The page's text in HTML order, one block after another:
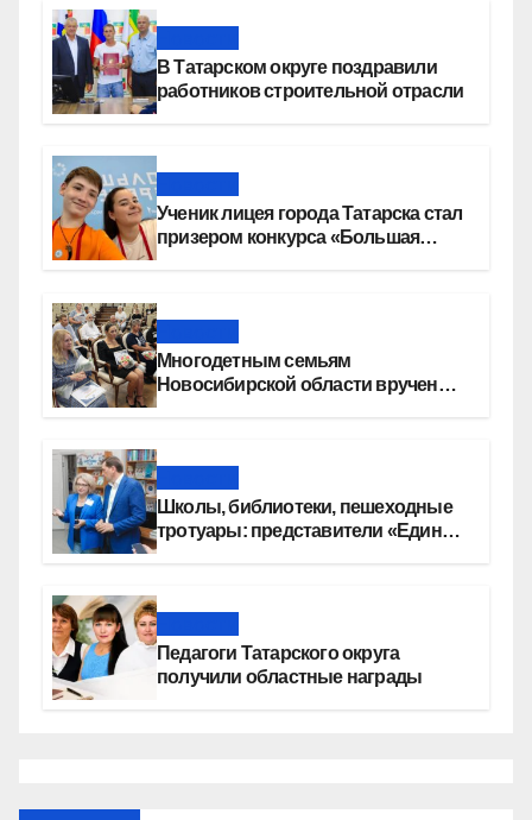
В Татарском округе поздравили
работников строительной отрасли
Ученик лицея города Татарска стал
призером конкурса «Большая
Многодетным семьям
Новосибирской области вручены
Школы, библиотеки, пешеходные
тротуары: представители «Единой
Педагоги Татарского округа
получили областные награды